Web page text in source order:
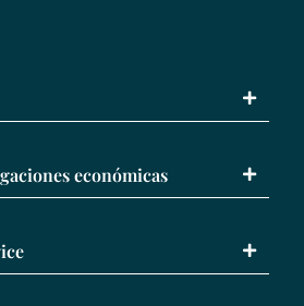
económicas